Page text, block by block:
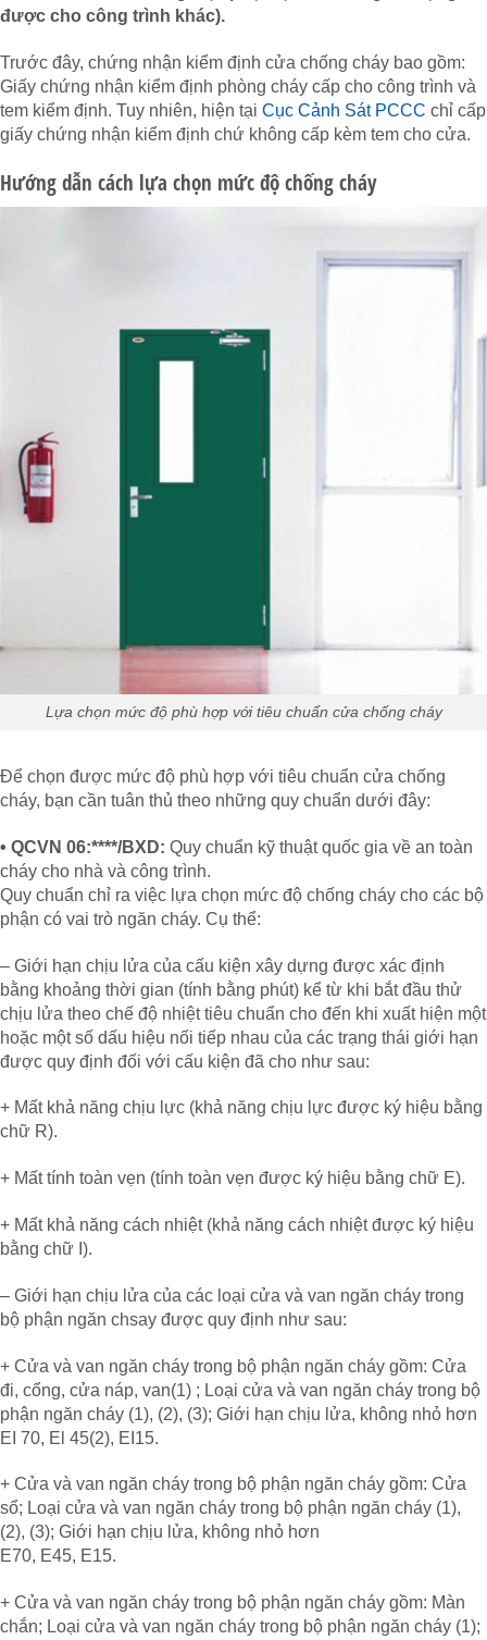
được cho công trình khác).
Trước đây, chứng nhận kiểm định cửa chống cháy bao gồm:
Giấy chứng nhận kiểm định phòng cháy cấp cho công trình và
tem kiểm định. Tuy nhiên, hiện tại Cục Cảnh Sát PCCC chỉ cấp
giấy chứng nhận kiểm định chứ không cấp kèm tem cho cửa.
Hướng dẫn cách lựa chọn mức độ chống cháy
Lựa chọn mức độ phù hợp với tiêu chuẩn cửa chống cháy
Để chọn được mức độ phù hợp với tiêu chuẩn cửa chống
cháy, bạn cần tuân thủ theo những quy chuẩn dưới đây:
• QCVN 06:****/BXD: Quy chuẩn kỹ thuật quốc gia về an toàn
cháy cho nhà và công trình.
Quy chuẩn chỉ ra việc lựa chọn mức độ chống cháy cho các bộ
phận có vai trò ngăn cháy. Cụ thể:
– Giới hạn chịu lửa của cấu kiện xây dựng được xác định
bằng khoảng thời gian (tính bằng phút) kể từ khi bắt đầu thử
chịu lửa theo chế độ nhiệt tiêu chuẩn cho đến khi xuất hiện một
hoặc một số dấu hiệu nối tiếp nhau của các trạng thái giới hạn
được quy định đối với cấu kiện đã cho như sau:
+ Mất khả năng chịu lực (khả năng chịu lực được ký hiệu bằng
chữ R).
+ Mất tính toàn vẹn (tính toàn vẹn được ký hiệu bằng chữ E).
+ Mất khả năng cách nhiệt (khả năng cách nhiệt được ký hiệu
bằng chữ I).
– Giới hạn chịu lửa của các loại cửa và van ngăn cháy trong
bộ phận ngăn chsay được quy định như sau:
+ Cửa và van ngăn cháy trong bộ phận ngăn cháy gồm: Cửa
đi, cổng, cửa náp, van(1) ; Loại cửa và van ngăn cháy trong bộ
phận ngăn cháy (1), (2), (3); Giới hạn chịu lửa, không nhỏ hơn
EI 70, El 45(2), EI15.
+ Cửa và van ngăn cháy trong bộ phận ngăn cháy gồm: Cửa
sổ; Loại cửa và van ngăn cháy trong bộ phận ngăn cháy (1),
(2), (3); Giới hạn chịu lửa, không nhỏ hơn
E70, E45, E15.
+ Cửa và van ngăn cháy trong bộ phận ngăn cháy gồm: Màn
chắn; Loại cửa và van ngăn cháy trong bộ phận ngăn cháy (1);